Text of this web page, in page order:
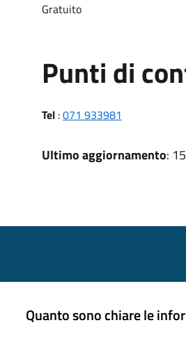
Gratuito
Punti di
Tel:071 933981
Ultimo aggiornamento:
Quanto sono chiare le